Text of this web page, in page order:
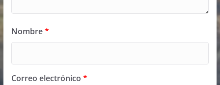
Nombre*
Correo electrónico *